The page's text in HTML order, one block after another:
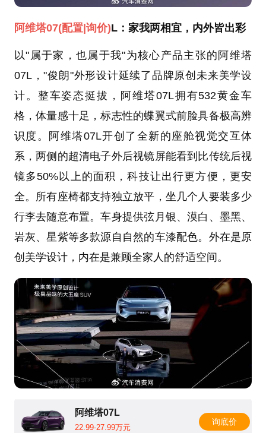
阿维塔07(配置|询价)L：家我两相宜，内外皆出彩
以"属于家，也属于我"为核心产品主张的阿维塔
07L，"俊朗"外形设计延续了品牌原创未来美学设
计。整车姿态挺拔，阿维塔07L拥有532黄金车
格，体量感十足，标志性的蝶翼式前脸具备极高辨
识度。阿维塔07L开创了全新的座舱视觉交互体
系，两侧的超清电子外后视镜屏能看到比传统后视
镜多50%以上的面积，科技让出行更方便，更安
全。所有座椅都支持独立放平，坐几个人要装多少
行李去随意布置。车身提供弦月银、漠白、墨黑、
岩灰、星紫等多款源自自然的车漆配色。外在是原
创美学设计，内在是兼顾全家人的舒适空间。
阿维塔07L
22.99-27.99万元
询底价